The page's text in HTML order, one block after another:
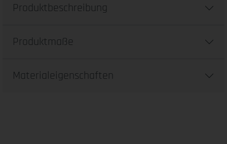
Produktbeschreibung
Produktmaße
Materialeigenschaften